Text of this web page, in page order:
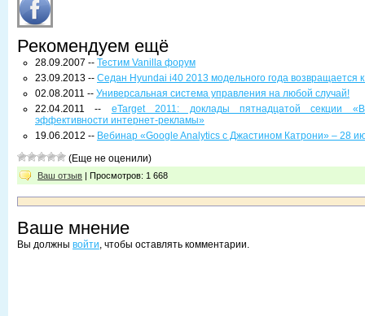
Рекомендуем ещё
28.09.2007 -- Тестим Vanilla форум
23.09.2013 -- Седан Hyundai i40 2013 модельного года возвращается
02.08.2011 -- Универсальная система управления на любой случай!
22.04.2011 -- eTarget 2011: доклады пятнадцатой секции
эффективности интернет-рекламы»
19.06.2012 -- Вебинар «Google Analytics с Джастином Катрони» – 28
(Еще не оценили)
Ваш отзыв | Просмотров: 1 668
Ваше мнение
Вы должны войти, чтобы оставлять комментарии.